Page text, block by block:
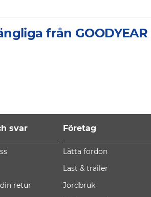
från GOODYEAR
svar
retur
Företag
Lätta fordon
Last & trailer
Jordbruk